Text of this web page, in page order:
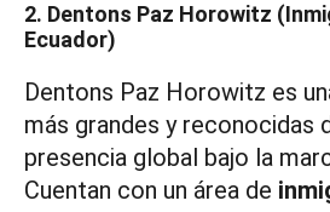
2. Dentons Paz Horowitz
Ecuador)
Dentons Paz Horowitz es
más grandes y reconocidas
presencia global bajo la
Cuentan con un área de